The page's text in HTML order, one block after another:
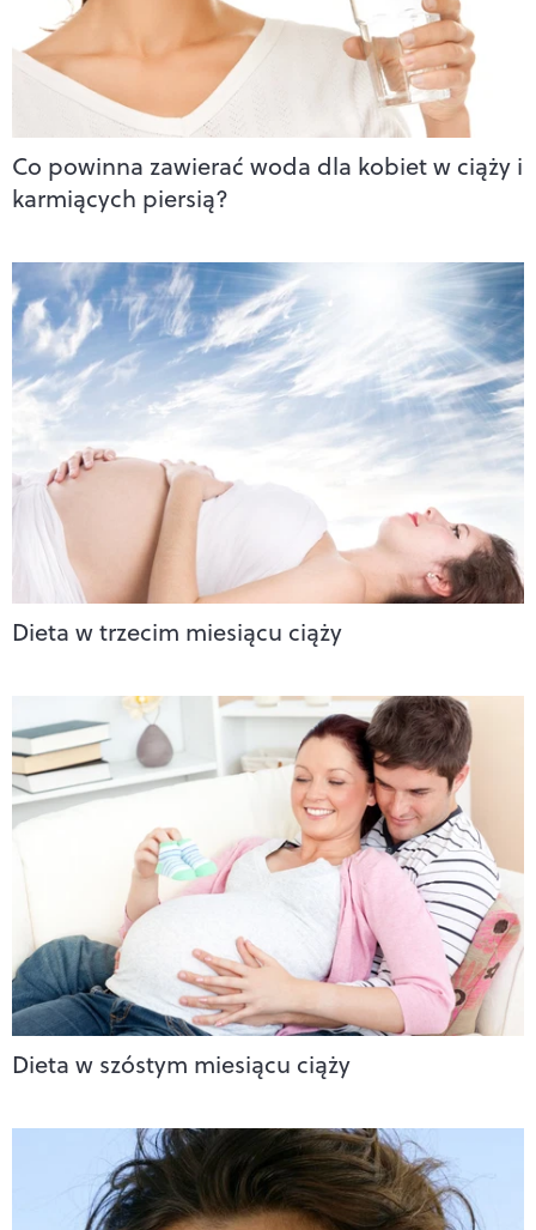
Co powinna zawierać woda dla kobiet w ciąży i
karmiących piersią?
Dieta w trzecim miesiącu ciąży
Dieta w szóstym miesiącu ciąży